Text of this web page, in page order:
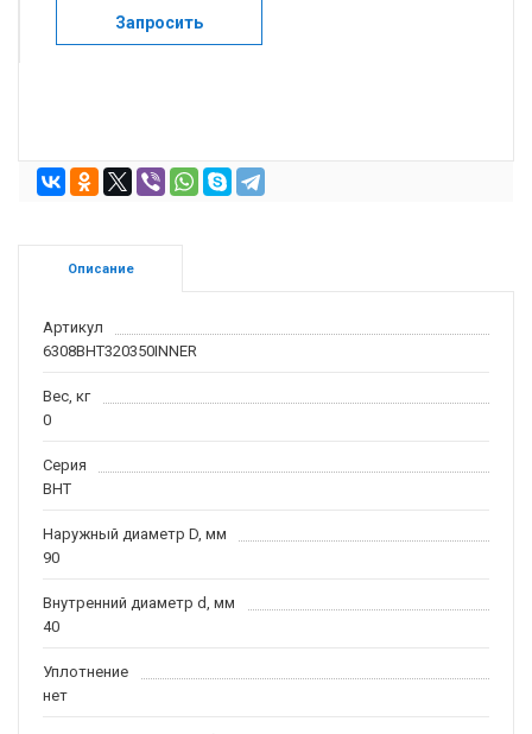
Запросить
Описание
Артикул
6308BHT320350INNER
Вес, кг
0
Серия
BHT
Наружный диаметр D, мм
90
Внутренний диаметр d, мм
40
Уплотнение
нет